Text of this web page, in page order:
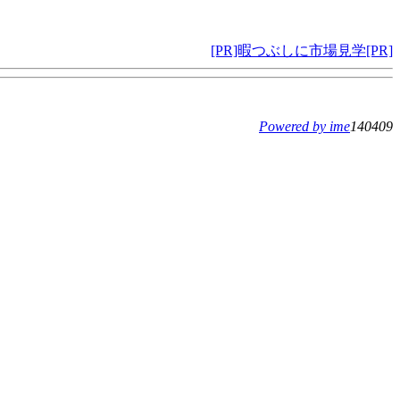
[PR]暇つぶしに市場見学[PR]
Powered by ime140409